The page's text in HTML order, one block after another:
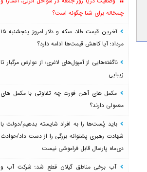
چمخاله برای شنا چگونه است؟
آخرین قیمت طلا، سکه و دلار امروز پنجشنبه ۱۵
مرداد؛ آیا کاهش قیمت‌ها ادامه دارد؟
ناگفته‌هایی از آمپول‌های لاغری؛ از عوارض مرگبار تا
زیبایی
مکمل های آهن فورت چه تفاوتی با مکمل های
معمولی دارند؟
باید پُست‌ها را به افراد شایسته بدهیم/دولت با
شهادت رهبری پشتوانه بزرگی را از دست داد/حوادث
دی‌ماه پارسال قابل فراموشی نیست
آب برخی مناطق گیلان قطع شد؛ شرکت آب و